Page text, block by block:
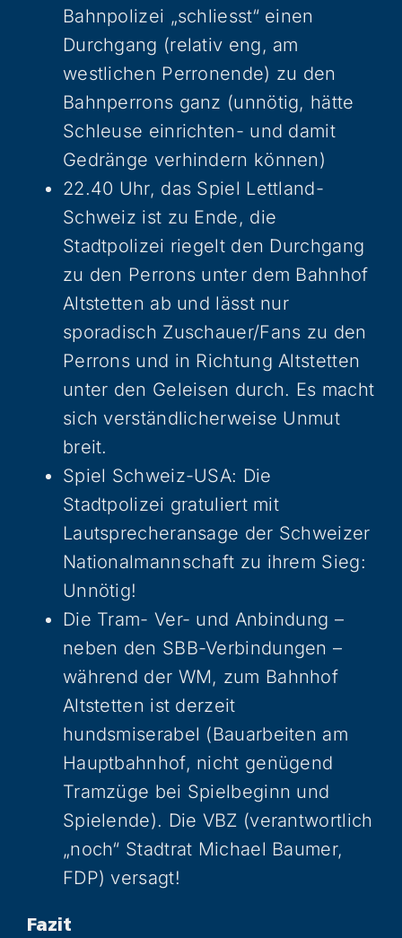
Bahnpolizei „schliesst“ einen
Durchgang (relativ eng, am
westlichen Perronende) zu den
Bahnperrons ganz (unnötig, hätte
Schleuse einrichten- und damit
Gedränge verhindern können)
22.40 Uhr, das Spiel Lettland-
Schweiz ist zu Ende, die
Stadtpolizei riegelt den Durchgang
zu den Perrons unter dem Bahnhof
Altstetten ab und lässt nur
sporadisch Zuschauer/Fans zu den
Perrons und in Richtung Altstetten
unter den Geleisen durch. Es macht
sich verständlicherweise Unmut
breit.
Spiel Schweiz-USA: Die
Stadtpolizei gratuliert mit
Lautsprecheransage der Schweizer
Nationalmannschaft zu ihrem Sieg:
Unnötig!
Die Tram- Ver- und Anbindung –
neben den SBB-Verbindungen –
während der WM, zum Bahnhof
Altstetten ist derzeit
hundsmiserabel (Bauarbeiten am
Hauptbahnhof, nicht genügend
Tramzüge bei Spielbeginn und
Spielende). Die VBZ (verantwortlich
„noch“ Stadtrat Michael Baumer,
FDP) versagt!
Fazit